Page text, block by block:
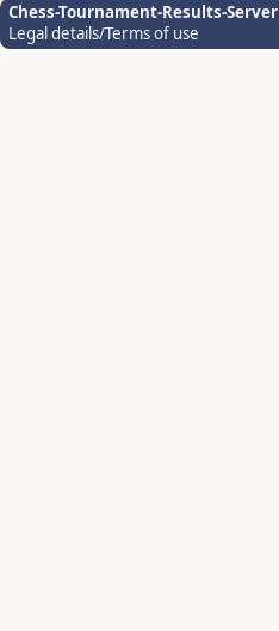
Chess-Tournament-Results-Server
Legal details/Terms of use